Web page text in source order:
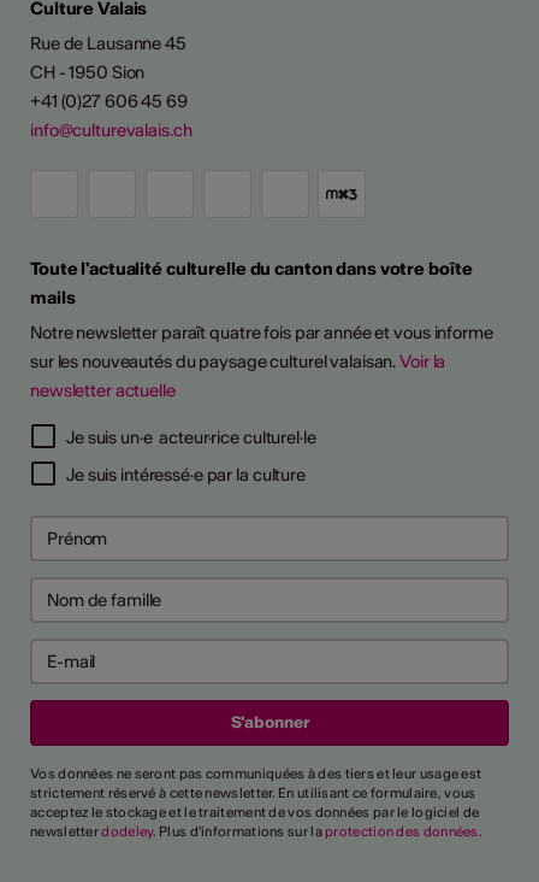
D'ARTISTES
Culture Valais
Rue de Lausanne 45
CH - 1950 Sion
+41 (0)27 606 45 69
info@culturevalais.ch
Toute l'actualité culturelle du canton dans votre boîte
mails
Notre newsletter paraît quatre fois par année et vous informe
sur les nouveautés du paysage culturel valaisan.Voir la
newsletter actuelle
Je suis un·e acteur·rice culturel·le
Je suis intéressé·e par la culture
Vos données ne seront pas communiquées à des tiers et leur usage est
strictement réservé à cette newsletter. En utilisant ce formulaire, vous
acceptez le stockage et le traitement de vos données par le logiciel de
newsletterdodeley. Plus d'informations sur la protection des données.